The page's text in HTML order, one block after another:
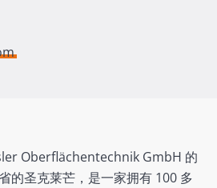
Oberflächentechnik GmbH 的
的圣克莱芒，是一家拥有 100 多